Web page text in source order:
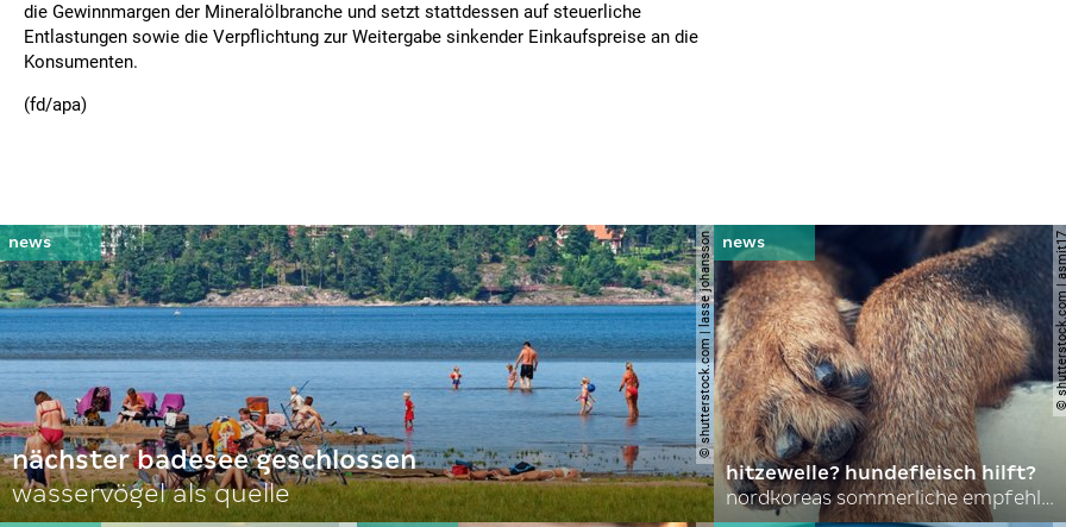
die Gewinnmargen der Mineralölbranche und setzt stattdessen auf steuerliche
Entlastungen sowie die Verpflichtung zur Weitergabe sinkender Einkaufspreise an die
Konsumenten.
(fd/apa)
© shutterstock.com | lasse johansson
nächster badesee geschlossen
wasservögel als quelle
©
hitzewelle? hundefleisch hilft?
nordkoreas sommerliche empfehlungen